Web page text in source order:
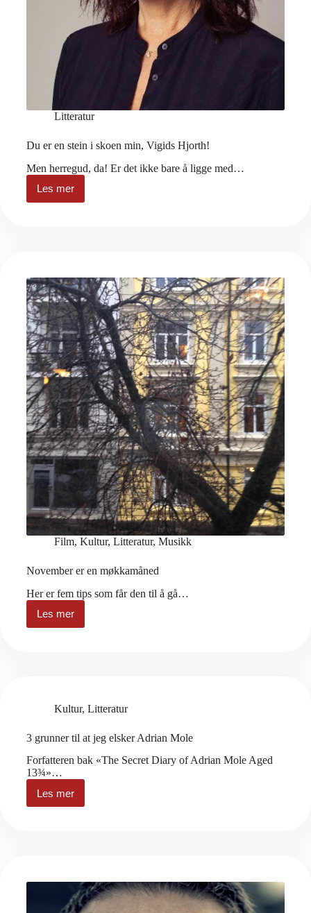
Litteratur
Du er en stein i skoen min, Vigids Hjorth!
Men herregud, da! Er det ikke bare å ligge med…
Les mer
Du
er
Vigids
Hjorth!
Film, Kultur, Litteratur, Musikk
November er en møkkamåned
Her er fem tips som får den til å gå…
Les merNovember
er
Kultur, Litteratur
3 grunner til at jeg elsker Adrian Mole
Forfatteren bak «The Secret Diary of Adrian Mole Aged
13¾»…
Les mer
3
grunner
Mole